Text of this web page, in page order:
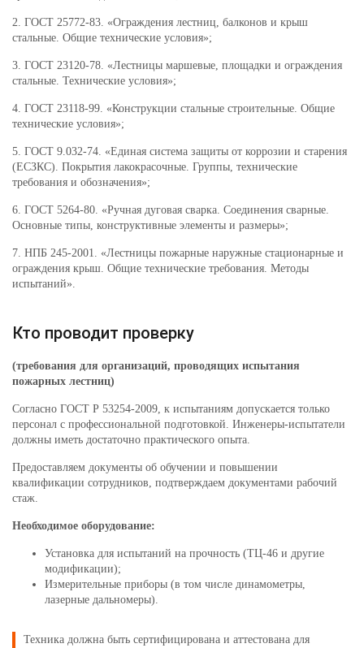
2. ГОСТ 25772-83. «Ограждения лестниц, балконов и крыш
стальные. Общие технические условия»;
3. ГОСТ 23120-78. «Лестницы маршевые, площадки и ограждения
стальные. Технические условия»;
4. ГОСТ 23118-99. «Конструкции стальные строительные. Общие
технические условия»;
5. ГОСТ 9.032-74. «Единая система защиты от коррозии и старения
(ЕСЗКС). Покрытия лакокрасочные. Группы, технические
требования и обозначения»;
6. ГОСТ 5264-80. «Ручная дуговая сварка. Соединения сварные.
Основные типы, конструктивные элементы и размеры»;
7. НПБ 245-2001. «Лестницы пожарные наружные стационарные и
ограждения крыш. Общие технические требования. Методы
испытаний».
Кто проводит проверку
(требования для организаций, проводящих испытания
пожарных лестниц)
Согласно ГОСТ Р 53254-2009, к испытаниям допускается только
персонал с профессиональной подготовкой. Инженеры-испытатели
должны иметь достаточно практического опыта.
Предоставляем документы об обучении и повышении
квалификации сотрудников, подтверждаем документами рабочий
стаж.
Необходимое оборудование:
Установка для испытаний на прочность (ТЦ-46 и другие
модификации);
Измерительные приборы (в том числе динамометры,
лазерные дальномеры).
Техника должна быть сертифицирована и аттестована для